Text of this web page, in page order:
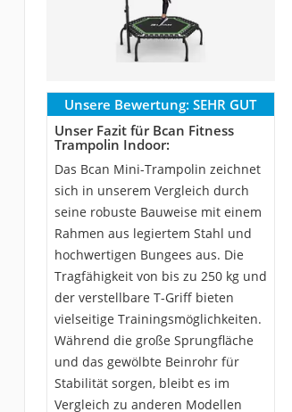
Unsere Bewertung: SEHR GUT
Unser Fazit für Bcan Fitness
Trampolin Indoor:
Das Bcan Mini-Trampolin zeichnet
sich in unserem Vergleich durch
seine robuste Bauweise mit einem
Rahmen aus legiertem Stahl und
hochwertigen Bungees aus. Die
Tragfähigkeit von bis zu 250 kg und
der verstellbare T-Griff bieten
vielseitige Trainingsmöglichkeiten.
Während die große Sprungfläche
und das gewölbte Beinrohr für
Stabilität sorgen, bleibt es im
Vergleich zu anderen Modellen